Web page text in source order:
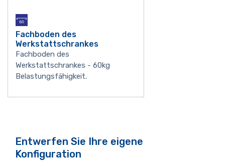
Fachboden des
Werkstattschrankes
Fachboden des
Werkstattschrankes - 60kg
Belastungsfähigkeit.
Entwerfen Sie Ihre eigene
Konfiguration